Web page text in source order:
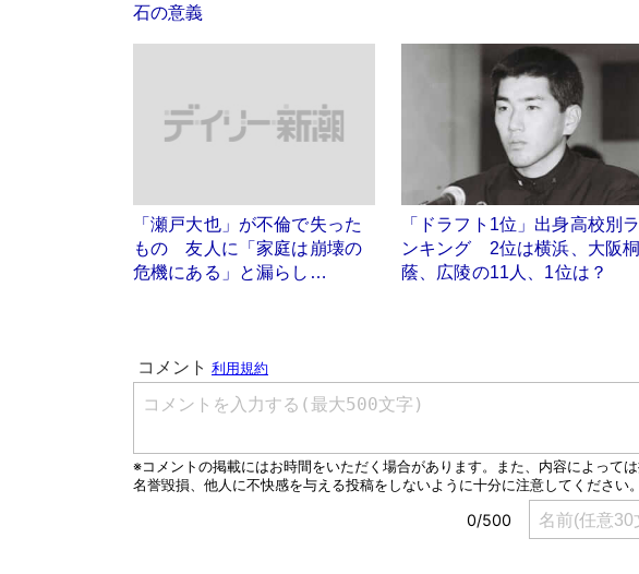
石の意義
「瀬戸大也」が不倫で失った
もの 友人に「家庭は崩壊の
危機にある」と漏らし…
「ドラフト1位」出身高校別ラ
ンキング 2位は横浜、大阪桐
蔭、広陵の11人、1位は？